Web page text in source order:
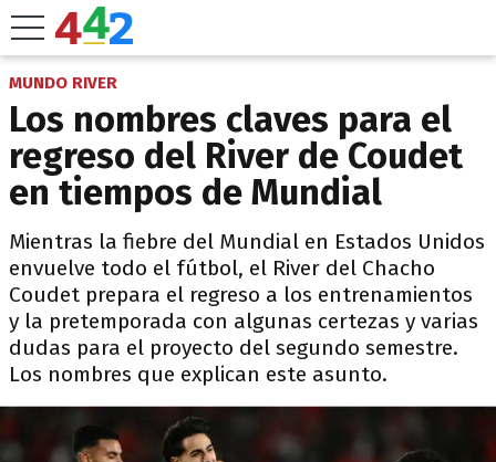
MUNDO RIVER
Los nombres claves para el
regreso del River de Coudet
en tiempos de Mundial
Mientras la fiebre del Mundial en Estados Unidos
envuelve todo el fútbol, el River del Chacho
Coudet prepara el regreso a los entrenamientos
y la pretemporada con algunas certezas y varias
dudas para el proyecto del segundo semestre.
Los nombres que explican este asunto.